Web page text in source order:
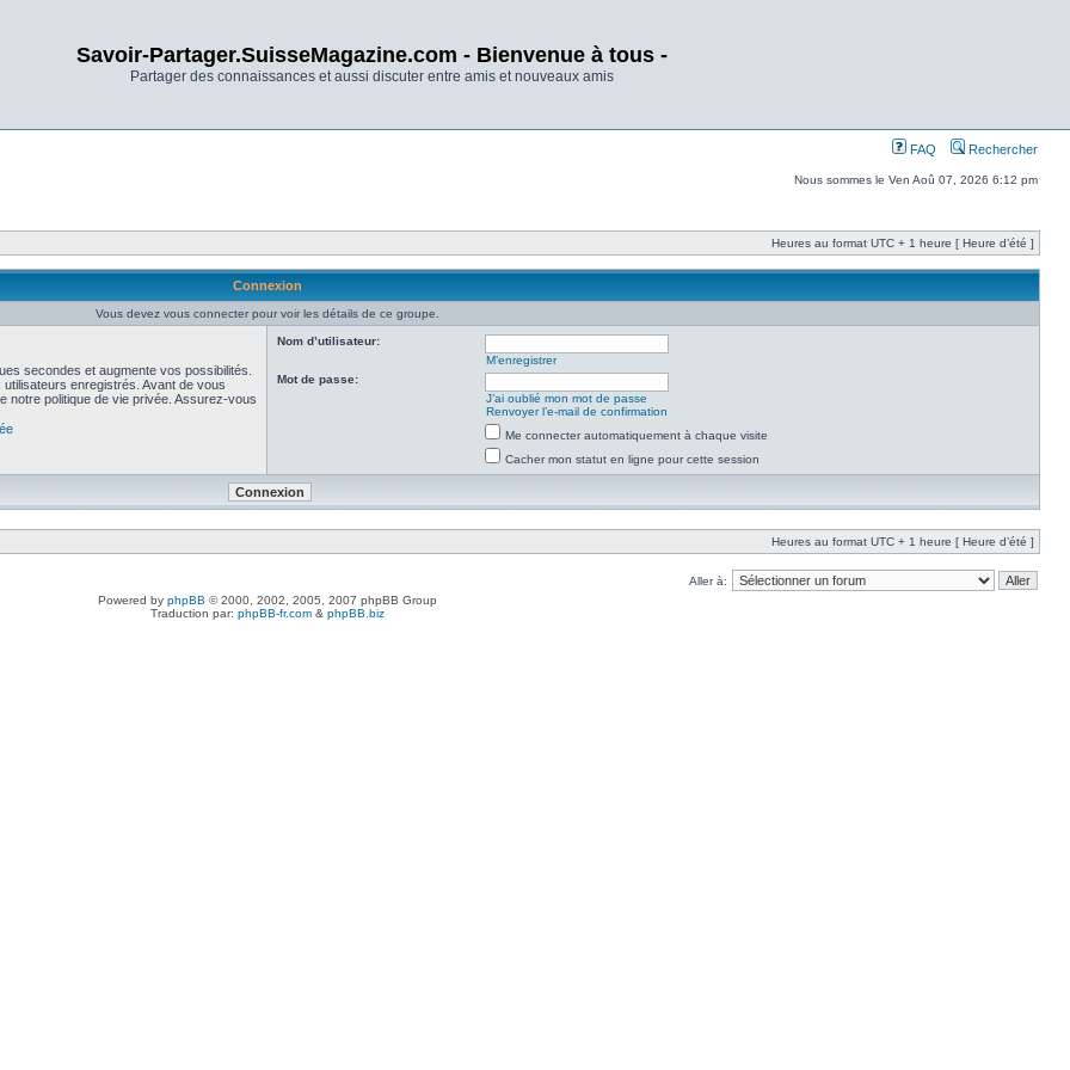
Savoir-Partager.SuisseMagazine.com - Bienvenue à tous -
Partager des connaissances et aussi discuter entre amis et nouveaux amis
FAQ Rechercher
Nous sommes le Ven Aoû 07, 2026 6:12 pm
Heures au format UTC + 1 heure [ Heure d’été ]
Connexion
Vous devez vous connecter pour voir les détails de ce groupe.
secondes et augmente vos possibilités.
enregistrés. Avant de vous
notre politique de vie privée. Assurez-vous
Nom d’utilisateur:
M’enregistrer
Mot de passe:
J’ai oublié mon mot de passe
Renvoyer l’e-mail de confirmation
Me connecter automatiquement à chaque visite
Cacher mon statut en ligne pour cette session
Heures au format UTC + 1 heure [ Heure d’été ]
Aller à:
Powered by phpBB © 2000, 2002, 2005, 2007 phpBB Group
Traduction par: phpBB-fr.com & phpBB.biz